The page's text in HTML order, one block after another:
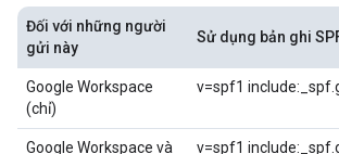
Đối với những người
gửi này
Sử dụng bản ghi
Google Workspace
(chỉ)
v=spf1
Google Workspace và
v=spf1